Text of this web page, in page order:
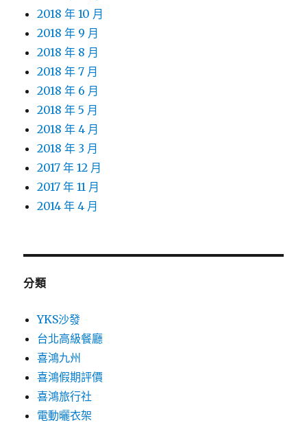
2018 年 10 月
2018 年 9 月
2018 年 8 月
2018 年 7 月
2018 年 6 月
2018 年 5 月
2018 年 4 月
2018 年 3 月
2017 年 12 月
2017 年 11 月
2014 年 4 月
分類
YKS沙發
台北高級餐廳
喜鴻九州
喜鴻假期評價
喜鴻旅行社
電動曬衣架